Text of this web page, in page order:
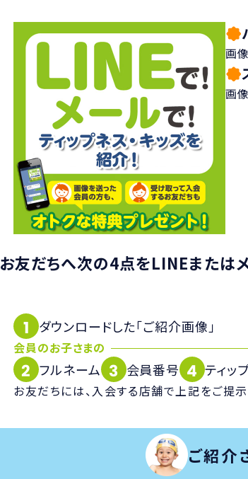
画
画
お友だちへ次の4点をLINEまたは
1 ダウンロードした「ご紹介画像」
会員のお子さまの
2 フルネーム 3 会員番号 4 ティッ
お友だちには、入会する店舗で上記をご提
ご紹介